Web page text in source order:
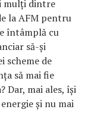
mulți dintre
la AFM pentru
întâmplă cu
să-și
scheme de
să mai fie
Dar, mai ales, își
și nu mai